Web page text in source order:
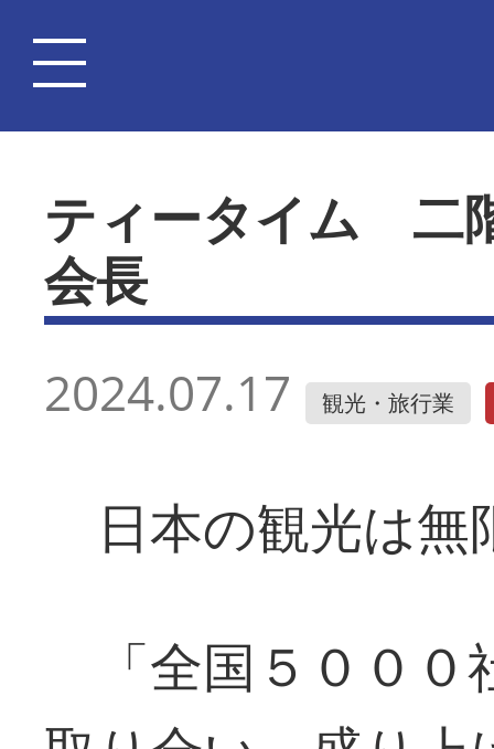
ティータイム 二
会長
2024.07.17 観光・旅行業
日本の観光は無
「全国５０００